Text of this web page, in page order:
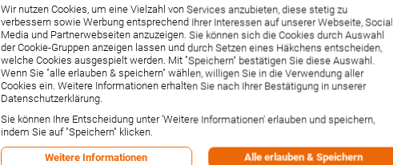
49-60 von 473
Wir nutzen Cookies, um eine Vielzahl von Services anzubieten, diese stetig zu
verbessern sowie Werbung entsprechend Ihrer Interessen auf unserer Webseite, Social
Media und Partnerwebseiten anzuzeigen. Sie können sich die Cookies durch Auswahl
der Cookie-Gruppen anzeigen lassen und durch Setzen eines Häkchens entscheiden,
welche Cookies ausgespielt werden. Mit "Speichern" bestätigen Sie diese Auswahl.
Wenn Sie "alle erlauben & speichern" wählen, willigen Sie in die Verwendung aller
Cookies ein. Weitere Informationen erhalten Sie nach Ihrer Bestätigung in unserer
Datenschutzerklärung.
Sie können Ihre Entscheidung unter 'Weitere Informationen' erlauben und speichern,
indem Sie auf "Speichern" klicken.
Weitere Informationen Alle erlauben & Speichern